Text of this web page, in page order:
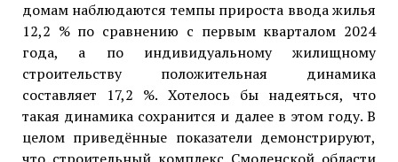
домам наблюдаются темпы прироста ввода жилья
12,2 % по сравнению с первым кварталом 2024
года, а по индивидуальному жилищному
строительству положительная динамика
составляет 17,2 %. Хотелось бы надеяться, что
такая динамика сохранится и далее в этом году. В
целом приведённые показатели демонстрируют,